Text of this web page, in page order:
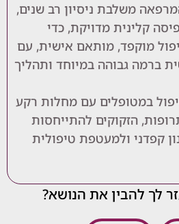
ניסיון רב שנים,
מדויקת, כדי
מותאם אישית, עם
במיוחד ותהליך
עם מחלות רקע
להתייחסות
טיפולית
את הנושא?